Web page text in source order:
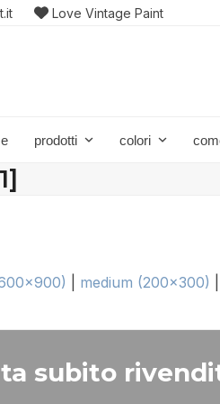
Love Vintage Paint
prodotti colori
medium (200x300)
subito